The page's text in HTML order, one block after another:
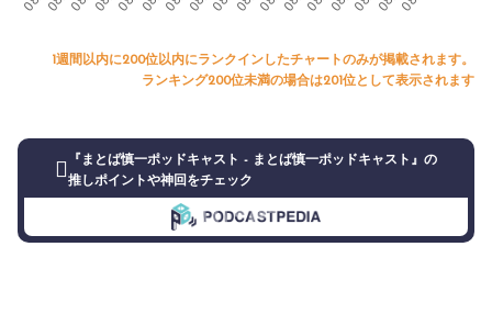
1週間以内に200位以内にランクインしたチャートのみが掲載されます。
ランキング200位未満の場合は201位として表示されます
『まとば慎一ポッドキャスト - まとば慎一ポッドキャスト』の
推しポイントや神回をチェック